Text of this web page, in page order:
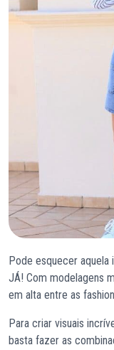
Pode esquecer aquela
JÁ! Com modelagens
em alta entre as
Para criar visuais
basta fazer as